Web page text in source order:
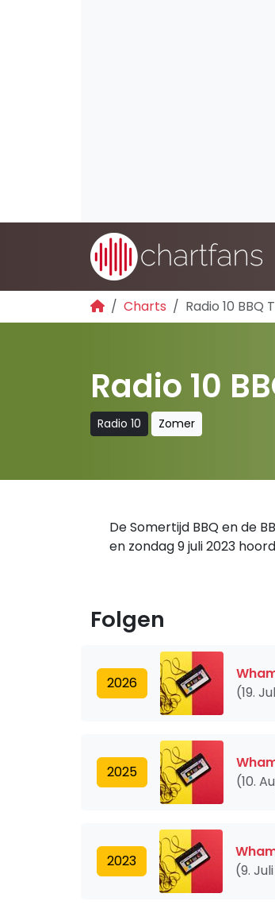
Charts Radio 10 BBQ
Radio 10
Radio 10 Zomer
De Somertijd BBQ en de
en zondag 9 juli 2023
Folgen
2026
(19.
2025
(10.
2023
(9.